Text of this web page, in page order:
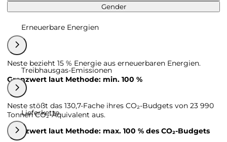
Gender
Erneuerbare Energien
Neste bezieht 15 % Energie aus erneuerbaren Energien.
Grenzwert laut Methode: min. 100 %
Treibhausgas-Emissionen
Neste stößt das 130,7-Fache ihres CO₂-Budgets von 23 990
Tonnen CO₂-Äquivalent aus.
Grenzwert laut Methode: max. 100 % des CO₂-Budgets
Lieferkette